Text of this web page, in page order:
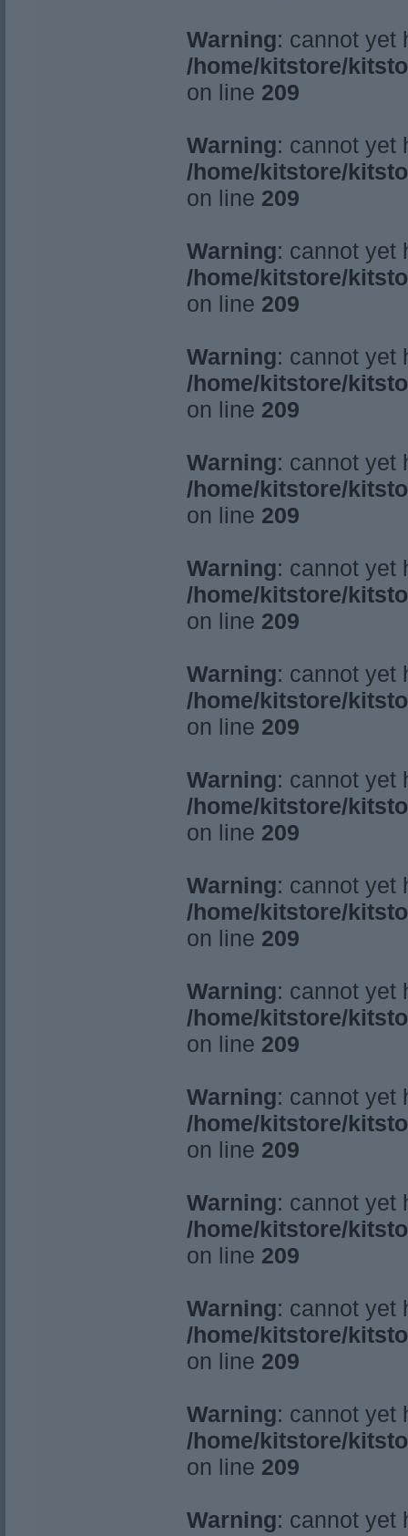
Warning: cannot yet
/home/kitstore/
on line 209
Warning: cannot yet
/home/kitstore/
on line 209
Warning: cannot yet
/home/kitstore/
on line 209
Warning: cannot yet
/home/kitstore/
on line 209
Warning: cannot yet
/home/kitstore/
on line 209
Warning: cannot yet
/home/kitstore/
on line 209
Warning: cannot yet
/home/kitstore/
on line 209
Warning: cannot yet
/home/kitstore/
on line 209
Warning: cannot yet
/home/kitstore/
on line 209
Warning: cannot yet
/home/kitstore/
on line 209
Warning: cannot yet
/home/kitstore/
on line 209
Warning: cannot yet
/home/kitstore/
on line 209
Warning: cannot yet
/home/kitstore/
on line 209
Warning: cannot yet
/home/kitstore/
on line 209
Warning: cannot yet